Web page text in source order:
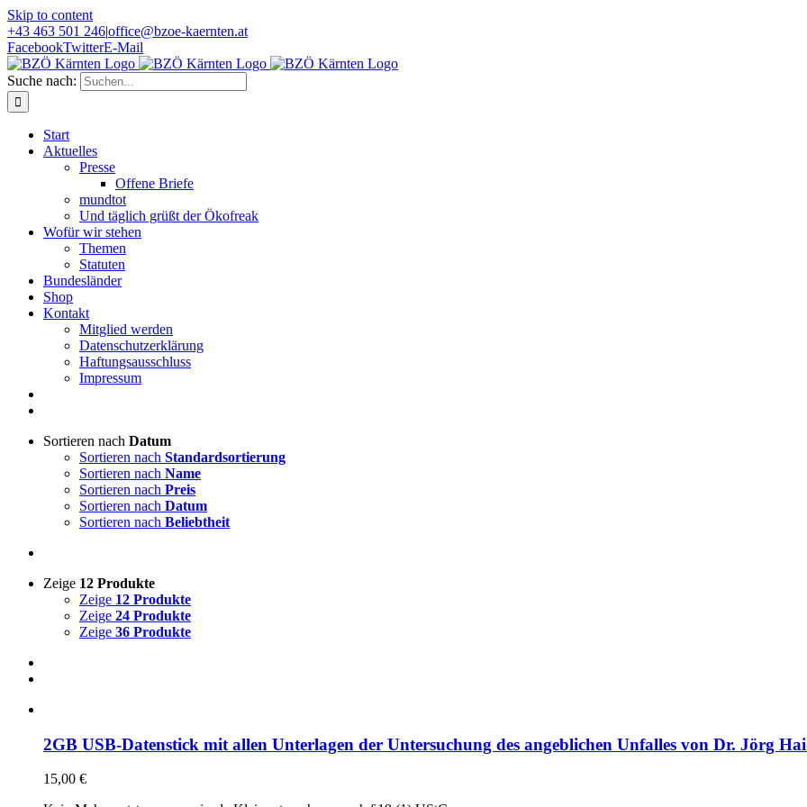
Skip to content
+43 463 501 246|office@bzoe-kaernten.at
FacebookTwitterE-Mail
Suche nach:
Start
Aktuelles
Presse
Offene Briefe
mundtot
Und täglich grüßt der Ökofreak
Wofür wir stehen
Themen
Statuten
Bundesländer
Shop
Kontakt
Mitglied werden
Datenschutzerklärung
Haftungsausschluss
Impressum
Sortieren nach Datum
Sortieren nach Standardsortierung
Sortieren nach Name
Sortieren nach Preis
Sortieren nach Datum
Sortieren nach Beliebtheit
Zeige 12 Produkte
Zeige 12 Produkte
Zeige 24 Produkte
Zeige 36 Produkte
2GB USB-Datenstick mit allen Unterlagen der Untersuchung des angeblichen Unfalles von Dr. Jörg
15,00 €